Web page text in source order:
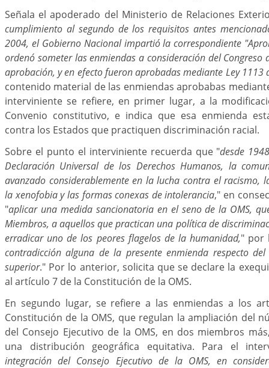
Señala el apoderado del Ministerio de Relaciones
cumplimiento al segundo de los requisitos antes
2004, el Gobierno Nacional impartió la correspondiente
ordenó someter las enmiendas a consideración del Congreso
aprobación, y en efecto fueron aprobadas mediante Ley 1113
contenido material de las enmiendas aprobabas
interviniente se refiere, en primer lugar, a la
Convenio constitutivo, e indica que esa enmienda
contra los Estados que practiquen discriminación racial.
Sobre el punto el interviniente recuerda que "desde
Declaración Universal de los Derechos Humanos, la
avanzado considerablemente en la lucha contra el racismo,
la xenofobia y las formas conexas de intolerancia," en
"aplicar una medida sancionatoria en el seno de la OMS,
Miembros, a aquellos que practican una política de
erradicar uno de los peores flagelos de la humanidad," por
contradicción alguna de la presente enmienda respecto
superior." Por lo anterior, solicita que se declare la
al artículo 7 de la Constitución de la OMS.
En segundo lugar, se refiere a las enmiendas a los
Constitución de la OMS, que regulan la ampliación del
del Consejo Ejecutivo de la OMS, en dos miembros
una distribución geográfica equitativa. Para el
integración del Consejo Ejecutivo de la OMS, en